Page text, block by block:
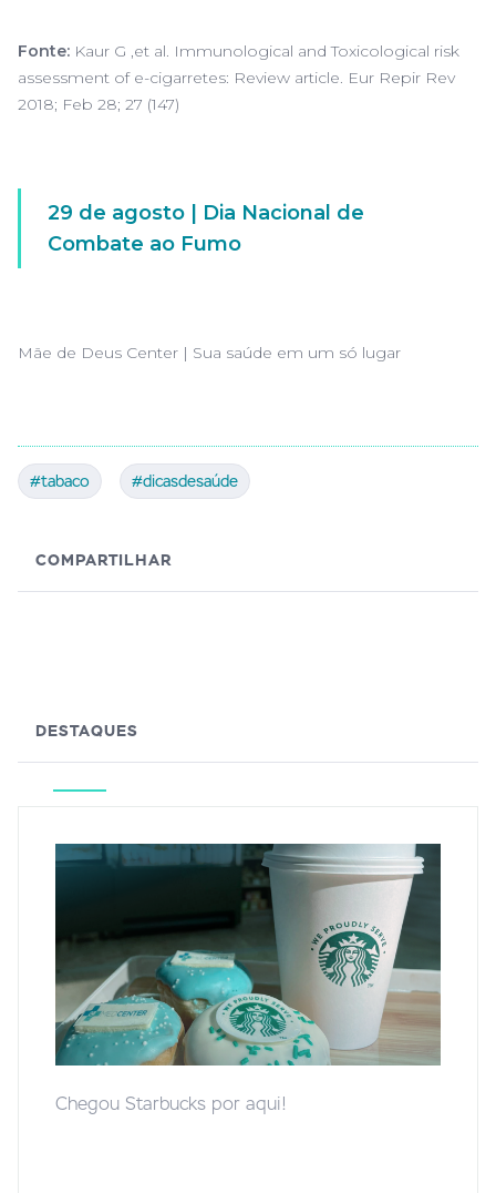
Fonte: Kaur G ,et al. Immunological and Toxicological risk
assessment of e-cigarretes: Review article. Eur Repir Rev
2018; Feb 28; 27 (147)
29 de agosto | Dia Nacional de
Combate ao Fumo
Mãe de Deus Center | Sua saúde em um só lugar
#tabaco #dicasdesaúde
COMPARTILHAR
DESTAQUES
Chegou Starbucks por aqui!